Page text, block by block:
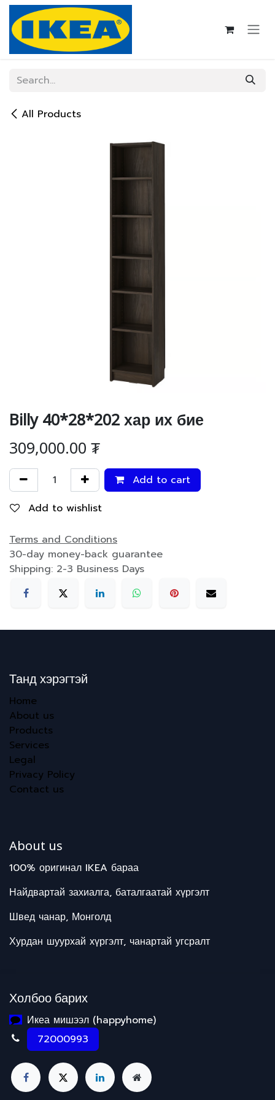
Skip to Content
All Products
Billy 40*28*202 хар их бие
309,000.00₮
Add to cart
Add to wishlist
Terms and Conditions
30-day money-back guarantee
Shipping: 2-3 Business Days
Танд хэрэгтэй
Home
About us
Products
Services
Legal
Privacy Policy
Contact us
About us
100% оригинал IKEA бараа
Найдвартай захиалга, баталгаатай хүргэлт
Швед чанар, Монголд
Хурдан шуурхай хүргэлт, чанартай угсралт
Холбоо барих
Икеа мишээл (happyhome)
72000993